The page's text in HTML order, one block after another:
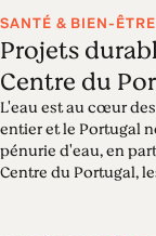
SANTÉ & BIEN-ÊTRE
Projets
Centre du
L'eau est au cœur
entier et le Portugal
pénurie d'eau, en
Centre du Portugal,